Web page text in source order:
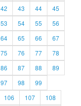
42 43 44
45
53 54 55
56
64 65 66
67
75 76 77
78
86 87 88
89
97 98
99
106 107
108